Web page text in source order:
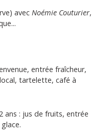
avec Noémie Couturier,
entrée fraîcheur,
tartelette, café à
ans : jus de fruits, entrée